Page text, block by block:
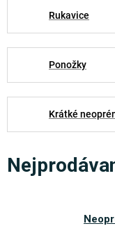
Rukavice
Ponožky
Krátké